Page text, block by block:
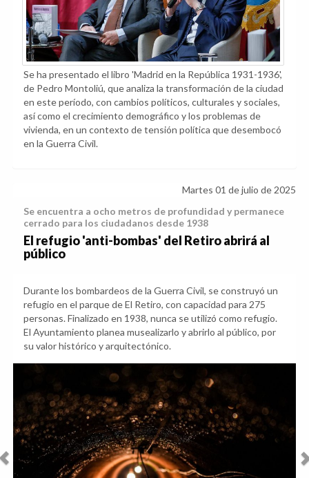
Se ha presentado el libro 'Madrid en la República 1931-1936',
de Pedro Montoliú, que analiza la transformación de la ciudad
en este período, con cambios políticos, culturales y sociales,
así como el crecimiento demográfico y los problemas de
vivienda, en un contexto de tensión política que desembocó
en la Guerra Civil.
Martes 01 de julio de 2025
Se encuentra a ocho metros de profundidad y permanece
cerrado para los ciudadanos desde 1938
El refugio 'anti-bombas' del Retiro abrirá al
público
Durante los bombardeos de la Guerra Civil, se construyó un
refugio en el parque de El Retiro, con capacidad para 275
personas. Finalizado en 1938, nunca se utilizó como refugio.
El Ayuntamiento planea musealizarlo y abrirlo al público, por
su valor histórico y arquitectónico.
Anterior